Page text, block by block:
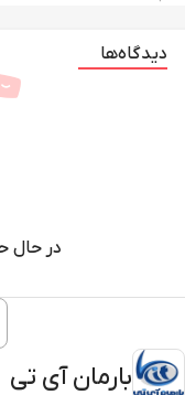
دیدگاه‌ها
در حال
بارمان آی تی